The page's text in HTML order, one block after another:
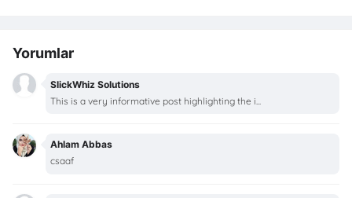
Yorumlar
SlickWhiz Solutions
This is a very informative post highlighting the i...
Ahlam Abbas
csaaf